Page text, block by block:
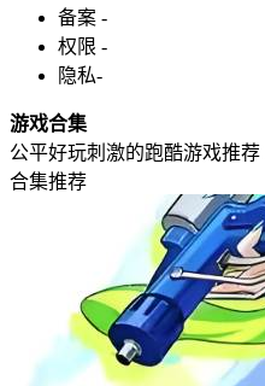
备案 -
权限 -
隐私-
游戏合集
公平好玩刺激的跑酷游戏推荐
合集推荐